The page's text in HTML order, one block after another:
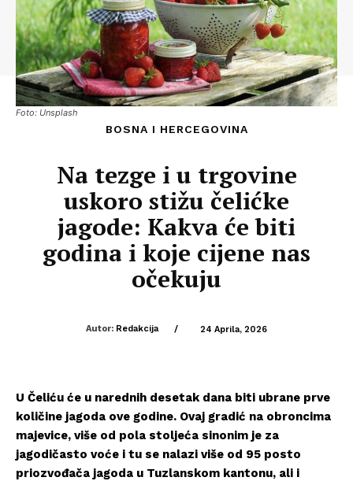
Foto: Unsplash
BOSNA I HERCEGOVINA
Na tezge i u trgovine
uskoro stižu čelićke
jagode: Kakva će biti
godina i koje cijene nas
očekuju
Autor: Redakcija / 24 Aprila, 2026
U Čeliću će u narednih desetak dana biti ubrane prve
količine jagoda ove godine. Ovaj gradić na obroncima
majevice, više od pola stoljeća sinonim je za
jagodičasto voće i tu se nalazi više od 95 posto
priozvođača jagoda u Tuzlanskom kantonu, ali i